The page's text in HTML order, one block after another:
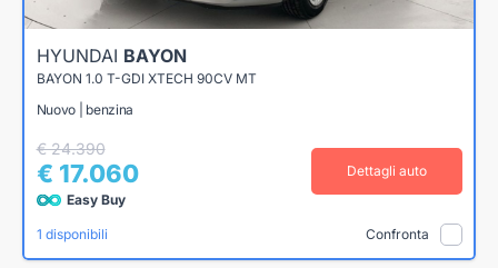
HYUNDAI BAYON
BAYON 1.0 T-GDI XTECH 90CV MT
Nuovo | benzina
€ 24.390
€ 17.060
Easy Buy
Dettagli auto
1 disponibili Confronta